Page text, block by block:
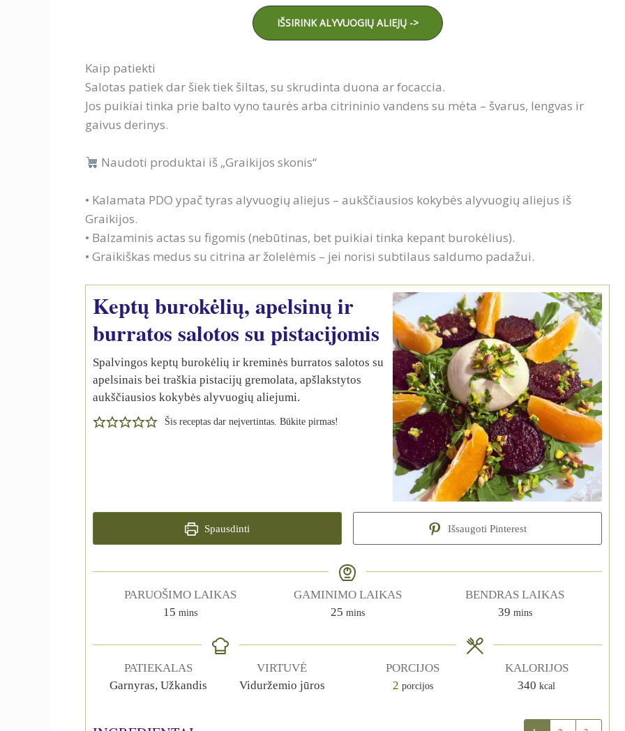
IŠSIRINK ALYVUOGIŲ ALIEJŲ ->
Kaip patiekti
Salotas patiek dar šiek tiek šiltas, su skrudinta duona ar focaccia.
Jos puikiai tinka prie balto vyno taurės arba citrininio vandens su mėta – švarus, lengvas ir
gaivus derinys.
Naudoti produktai iš „Graikijos skonis“
• Kalamata PDO ypač tyras alyvuogių aliejus – aukščiausios kokybės alyvuogių aliejus iš
Graikijos.
• Balzaminis actas su figomis (nebūtinas, bet puikiai tinka kepant burokėlius).
• Graikiškas medus su citrina ar žolelėmis – jei norisi subtilaus saldumo padažui.
Keptų burokėlių, apelsinų ir
burratos salotos su pistacijomis
Spalvingos keptų burokėlių ir kreminės burratos salotos su
apelsinais bei traškia pistacijų gremolata, apšlakstytos
aukščiausios kokybės alyvuogių aliejumi.
Šis receptas dar neįvertintas. Būkite pirmas!
Spausdinti Išsaugoti Pinterest
PARUOŠIMO LAIKAS
15 mins
GAMINIMO LAIKAS
25 mins
BENDRAS LAIKAS
39 mins
PATIEKALAS
Garnyras, Užkandis
VIRTUVĖ
Viduržemio jūros
PORCIJOS
2 porcijos
KALORIJOS
340 kcal